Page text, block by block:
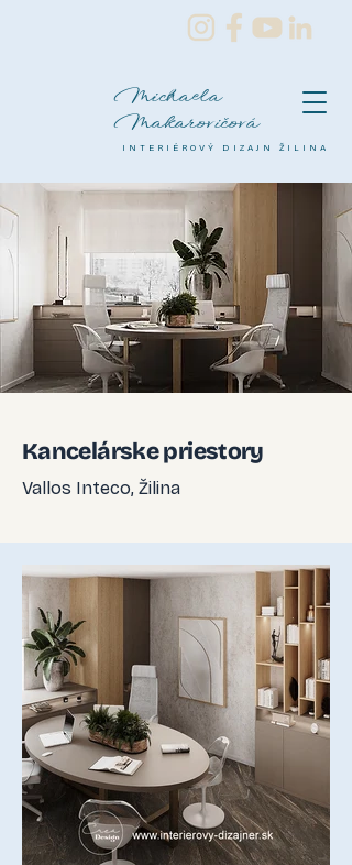
Michaela
Makarovičová
INTERIÉROVÝ DIZAJN ŽILINA
Kancelárske priestory
Vallos Inteco, Žilina